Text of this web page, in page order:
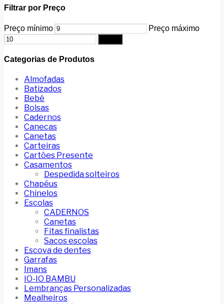
Filtrar por Preço
Preço mínimo Preço máximo
Categorias de Produtos
Almofadas
Batizados
Bebé
Bolsas
Cadernos
Canecas
Canetas
Carteiras
Cartões Presente
Casamentos
Despedida solteiros
Chapéus
Chinelos
Escolas
CADERNOS
Canetas
Fitas finalistas
Sacos escolas
Escova de dentes
Garrafas
Imans
IO-IO BAMBU
Lembranças Personalizadas
Mealheiros